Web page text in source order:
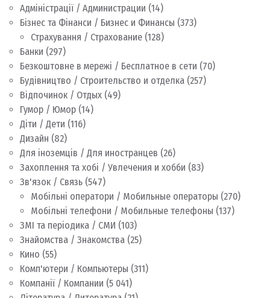
Адміністрації / Администрации (14)
Бізнес та Фінанси / Бизнес и Финансы (373)
Страхування / Страхование (128)
Банки (297)
Безкоштовне в мережі / Бесплатное в сети (70)
Будівництво / Строительство и отделка (257)
Відпочинок / Отдых (49)
Гумор / Юмор (14)
Діти / Дети (116)
Дизайн (82)
Для іноземців / Для иностранцев (26)
Захоплення та хобі / Увлечения и хобби (83)
Зв'язок / Связь (547)
Мобільні оператори / Мобильные операторы (270)
Мобільні телефони / Мобильные телефоны (137)
ЗМІ та періодика / СМИ (103)
Знайомства / Знакомства (25)
Кино (55)
Комп'ютери / Компьютеры (311)
Компанії / Компании (5 041)